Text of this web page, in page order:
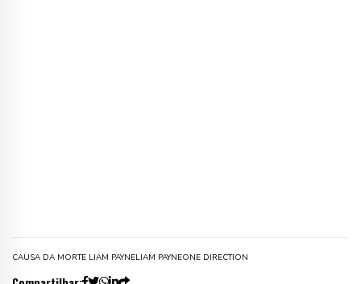
CAUSA DA MORTE LIAM PAYNELIAM PAYNEONE DIRECTION